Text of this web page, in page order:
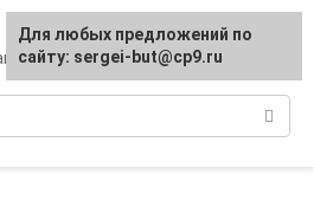
наши сны
Для любых предложений по
сайту: sergei-but@cp9.ru